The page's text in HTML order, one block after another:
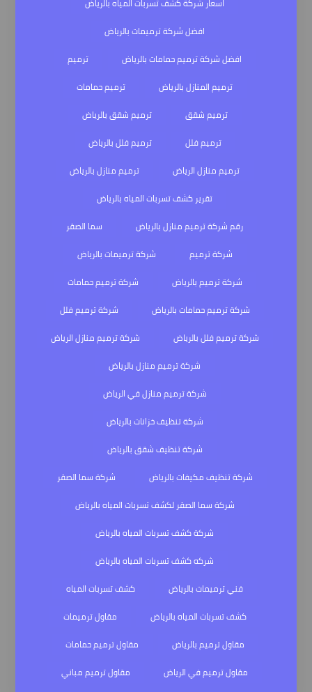
افضل شركة ترميمات بالرياض
افضل شركة ترميم حمامات بالرياض
ترميم
ترميم المنازل بالرياض
ترميم حمامات
ترميم شقق
ترميم شقق بالرياض
ترميم فلل
ترميم فلل بالرياض
ترميم منازل الرياض
ترميم منازل بالرياض
تقرير كشف تسربات المياه بالرياض
رقم شركة ترميم منازل بالرياض
سما الصقر
شركة ترميم
شركة ترميمات بالرياض
شركة ترميم بالرياض
شركة ترميم حمامات
شركة ترميم حمامات بالرياض
شركة ترميم فلل
شركة ترميم فلل بالرياض
شركة ترميم منازل الرياض
شركة ترميم منازل بالرياض
شركة ترميم منازل في الرياض
شركة تنظيف خزانات بالرياض
شركة تنظيف شقق بالرياض
شركة تنظيف مكيفات بالرياض
شركة سما الصقر
شركة سما الصقر لكشف تسربات المياه بالرياض
شركة كشف تسربات المياه بالرياض
شركه كشف تسربات المياه بالرياض
فني ترميمات بالرياض
كشف تسربات المياه
كشف تسربات المياه بالرياض
مقاول ترميمات
مقاول ترميم بالرياض
مقاول ترميم حمامات
مقاول ترميم في الرياض
مقاول ترميم مباني